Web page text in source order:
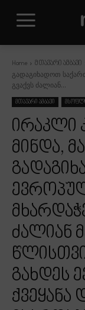
Home მთავარი ამბავი
გადაგიხადოთ
გვაქვს ძალიან...
მთავარი ამბავი
ირაკლი
მინდა,
ძალიან
გახდეს
ქვეყანა